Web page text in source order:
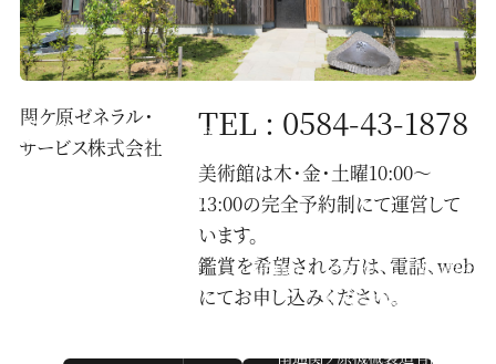
関ケ原ゼネラル・
サービス株式会社
TEL : 0584-43-1878
美術館は木・金・土曜10:00〜
13:00の完全予約制にて運営して
います。
鑑賞を希望される方は、電話、web
にてお申し込みください。
岐阜県不破郡関ケ原町2067
一般財団法人せきがはら人間村財団
株式会社関ケ原製作所
南通関ケ原機械製造有限公司